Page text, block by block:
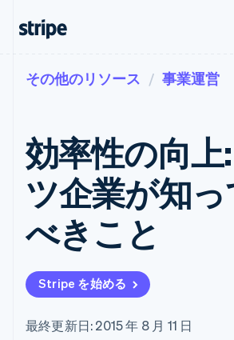
支払い
オンライン決
済
Managed
Payments
マーチャント
オブレコード
ソリューショ
ン
Payment links
コーディング
不要の決済ペ
ージ
Checkout
構築済み決済
UI
Elements
収益
経常収益
Metronome
従量課金
サブスクリ
プション
サブスクリ
プションの
1 回限りまた
は継続
VAT の自動
企業規模別
ユースケース別
エージェンティックコマ
ース
E コマース / ECサイト
埋込型金融
請求・財務関連
グローバルビジネス
マーケットプレイス
ドキュメント
ライブラリと SDK
Stripe Apps
ガイド
オンライン決済を受け付
け
構築済みの決済を実装
プラットフォームまたは
築する
学ぶ
ガイド
サポート
サポートに問い合わせ
管理サポートプラン
プロフェッショナルサー
ビス
その他のリソース 事業運営
効率性の向上
ツ企業が知っ
べきこと
Stripe を始める
最終更新日: 2015 年 8 月 11 日